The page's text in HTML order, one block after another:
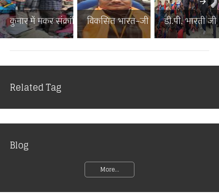
कुनार में मकर संक्रांति पर...विकसित भारत–जी राम जी जनज...
डी.पी. भारती
Related Tag
Blog
More...